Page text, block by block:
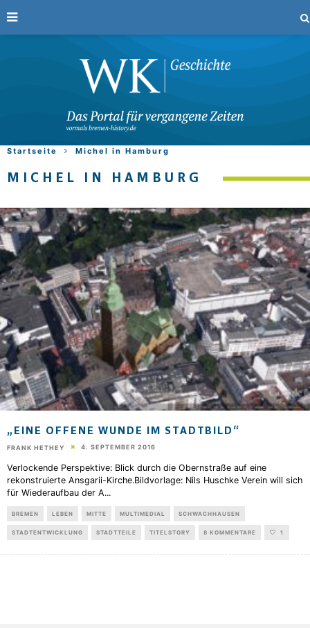
Startseite Michel in Hamburg
MICHEL IN HAMBURG
„EINE OFFENE WUNDE IM STADTBILD“
FRANK HETHEY 4. SEPTEMBER 2016
Verlockende Perspektive: Blick durch die Obernstraße auf eine
rekonstruierte Ansgarii-Kirche.Bildvorlage: Nils Huschke Verein will sich
für Wiederaufbau der A...
BREMEN LEBEN MITTE MULTIMEDIAL SCHWACHHAUSEN
STADTENTWICKLUNG STADTTEILE TITELSTORY 8 KOMMENTARE 1